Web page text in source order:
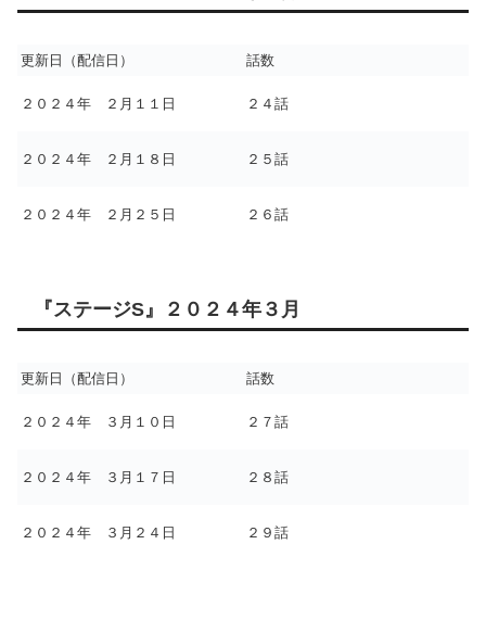
更新日（配信日） 話数
２０２４年 ２月１１日 ２４話
２０２４年 ２月１８日 ２５話
２０２４年 ２月２５日 ２６話
『ステージS』２０２４年３月
更新日（配信日） 話数
２０２４年 ３月１０日 ２７話
２０２４年 ３月１７日 ２８話
２０２４年 ３月２４日 ２９話